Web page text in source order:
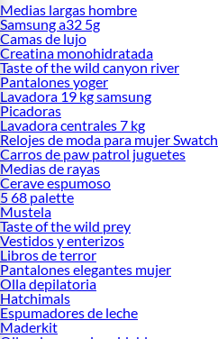
Medias largas hombre
Samsung a32 5g
Camas de lujo
Creatina monohidratada
Taste of the wild canyon river
Pantalones yoger
Lavadora 19 kg samsung
Picadoras
Lavadora centrales 7 kg
Relojes de moda para mujer Swatch
Carros de paw patrol juguetes
Medias de rayas
Cerave espumoso
5 68 palette
Mustela
Taste of the wild prey
Vestidos y enterizos
Libros de terror
Pantalones elegantes mujer
Olla depilatoria
Hatchimals
Espumadores de leche
Maderkit